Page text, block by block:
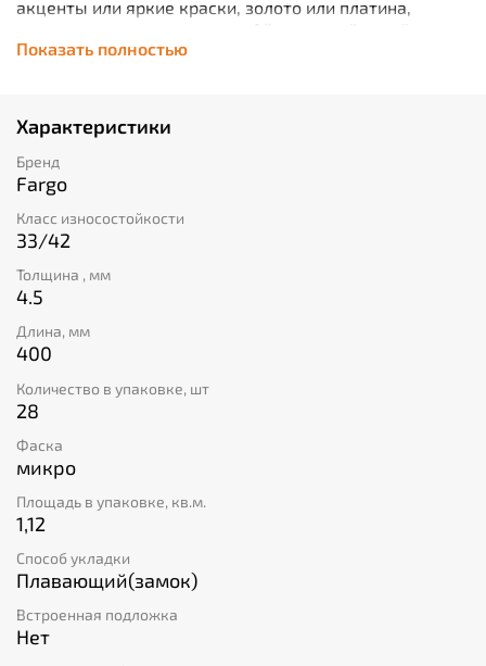
акценты или яркие краски, золото или платина,
современное искусство или Айвазовский — всё это
заиграет особым образом на фоне нейтрального
Показать полностью
Характеристики
Бренд
Fargo
Класс износостойкости
33/42
Толщина , мм
4.5
Длина, мм
400
Количество в упаковке, шт
28
Фаска
микро
Площадь в упаковке, кв.м.
1,12
Способ укладки
Плавающий(замок)
Встроенная подложка
Нет